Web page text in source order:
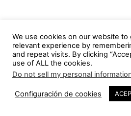
We use cookies on our website
relevant experience by
and repeat visits. By clicking
use of ALL the cookies.
Do not sell my personal
Configuración de cookies